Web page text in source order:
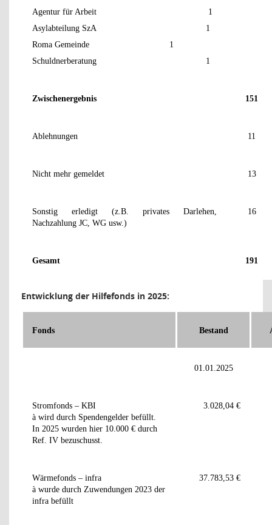
Agentur für Arbeit
1
Asylabteilung SzA
1
Roma Gemeinde
1
Schuldnerberatung
1
Zwischenergebnis 151
Ablehnungen 11
Nicht mehr gemeldet 13
Sonstig erledigt (z.B. privates Darlehen,
Nachzahlung JC, WG usw.)
16
Gesamt 191
Entwicklung der Hilfefonds in 2025:
Fonds Bestand
01.01.2025
Stromfonds – KBI
à wird durch Spendengelder befüllt.
In 2025 wurden hier 10.000 € durch
Ref. IV bezuschusst.
3.028,04 €
Wärmefonds – infra
à wurde durch Zuwendungen 2023 der
infra befüllt
37.783,53 €